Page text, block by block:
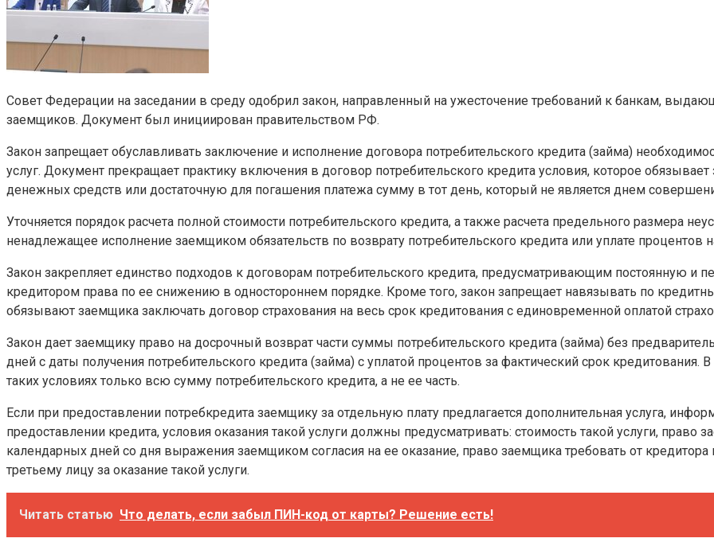
Совет Федерации на заседании в среду одобрил закон, направленный на ужесточение требований к банкам,
заемщиков. Документ был инициирован правительством РФ.
Закон запрещает обуславливать заключение и исполнение договора потребительского кредита (займа)
услуг. Документ прекращает практику включения в договор потребительского кредита условия, которое
денежных средств или достаточную для погашения платежа сумму в тот день, который не является днем
Уточняется порядок расчета полной стоимости потребительского кредита, а также расчета предельного размера
ненадлежащее исполнение заемщиком обязательств по возврату потребительского кредита или уплате процентов
Закон закрепляет единство подходов к договорам потребительского кредита, предусматривающим постоянную и
кредитором права по ее снижению в одностороннем порядке. Кроме того, закон запрещает навязывать по
обязывают заемщика заключать договор страхования на весь срок кредитования с единовременной оплатой
Закон дает заемщику право на досрочный возврат части суммы потребительского кредита (займа) без
дней с даты получения потребительского кредита (займа) с уплатой процентов за фактический срок
таких условиях только всю сумму потребительского кредита, а не ее часть.
Если при предоставлении потребкредита заемщику за отдельную плату предлагается дополнительная услуга,
предоставлении кредита, условия оказания такой услуги должны предусматривать: стоимость такой услуги, право
календарных дней со дня выражения заемщиком согласия на ее оказание, право заемщика требовать от
третьему лицу за оказание такой услуги.
Читать статью Что делать, если забыл ПИН-код от карты? Решение есть!